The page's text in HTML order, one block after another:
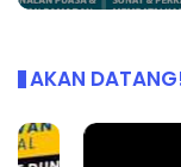
AKAN